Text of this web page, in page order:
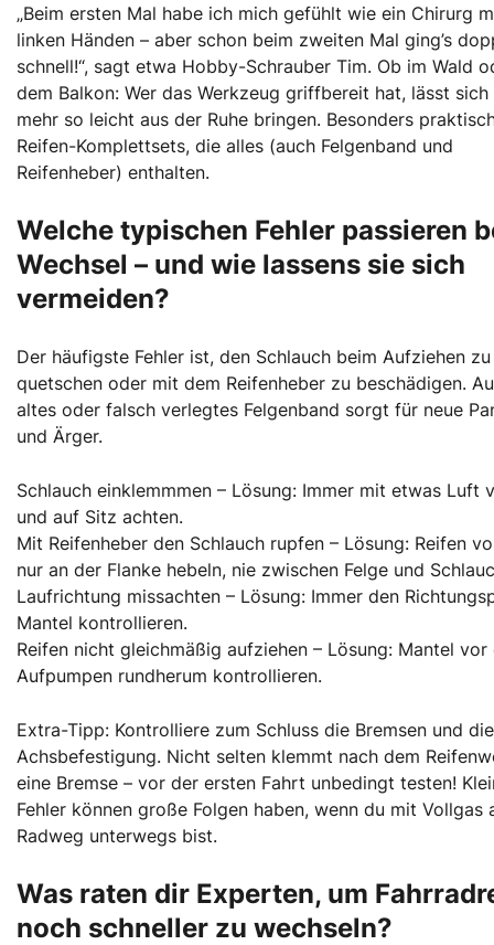
„Beim ersten Mal habe ich mich gefühlt wie ein Chirurg
linken Händen – aber schon beim zweiten Mal ging’s
schnell!“, sagt etwa Hobby-Schrauber Tim. Ob im Wald
dem Balkon: Wer das Werkzeug griffbereit hat, lässt
mehr so leicht aus der Ruhe bringen. Besonders
Reifen-Komplettsets, die alles (auch Felgenband und
Reifenheber) enthalten.
Welche typischen Fehler passieren
Wechsel – und wie lassens sie sich
vermeiden?
Der häufigste Fehler ist, den Schlauch beim Aufziehen zu
quetschen oder mit dem Reifenheber zu beschädigen.
altes oder falsch verlegtes Felgenband sorgt für neue
und Ärger.
Schlauch einklemmmen – Lösung: Immer mit etwas Luft
und auf Sitz achten.
Mit Reifenheber den Schlauch rupfen – Lösung: Reifen
nur an der Flanke hebeln, nie zwischen Felge und
Laufrichtung missachten – Lösung: Immer den
Mantel kontrollieren.
Reifen nicht gleichmäßig aufziehen – Lösung: Mantel vor
Aufpumpen rundherum kontrollieren.
Extra-Tipp: Kontrolliere zum Schluss die Bremsen und die
Achsbefestigung. Nicht selten klemmt nach dem
eine Bremse – vor der ersten Fahrt unbedingt testen!
Fehler können große Folgen haben, wenn du mit Vollgas
Radweg unterwegs bist.
Was raten dir Experten, um
noch schneller zu wechseln?